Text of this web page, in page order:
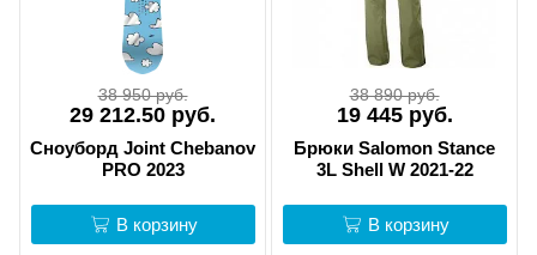
38 950 руб.
29 212.50 руб.
Сноуборд Joint Chebanov
PRO 2023
В корзину
38 890 руб.
19 445 руб.
Брюки Salomon Stance
3L Shell W 2021-22
В корзину